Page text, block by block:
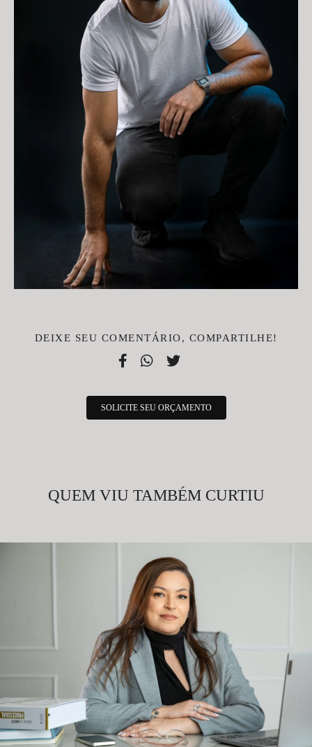
DEIXE SEU COMENTÁRIO, COMPARTILHE!
SOLICITE SEU ORÇAMENTO
QUEM VIU TAMBÉM CURTIU